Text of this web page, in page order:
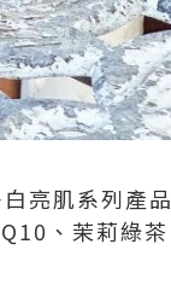
亮肌系列產品
、茉莉綠茶